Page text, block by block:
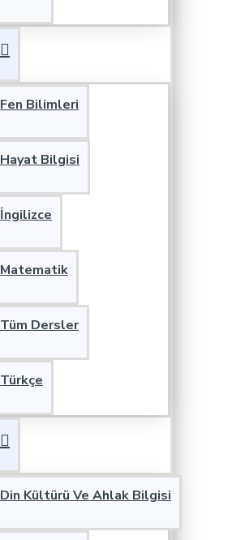
Fen Bilimleri
Hayat Bilgisi
İngilizce
Matematik
Tüm Dersler
Türkçe
Din Kültürü Ve Ahlak Bilgisi